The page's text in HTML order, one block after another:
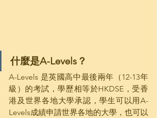
什麼是A-Levels？
A-Levels 是英國高中最後兩年（12-13年
級）的考試，學歷相等於HKDSE，受香
港及世界各地大學承認，學生可以用A-
Levels成績申請世界各地的大學，也可以